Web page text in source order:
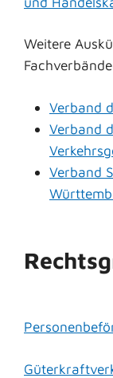
Weitere
Verband
Verband
Verband